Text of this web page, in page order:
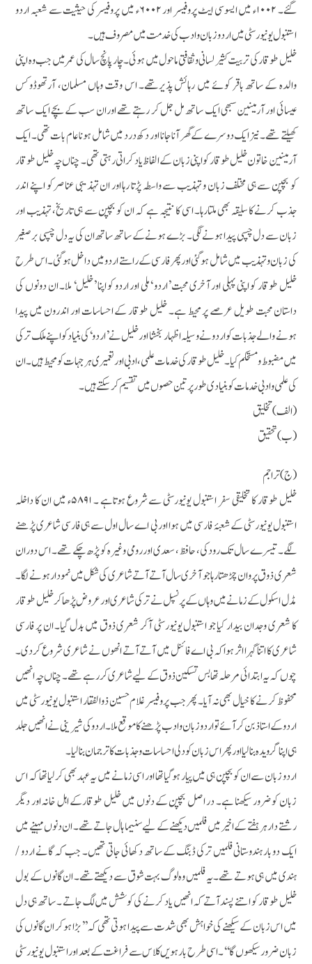
گئے۔ ۱۰۰۲ء میں ایسوسی ایٹ پروفیسر اور ۶۰۰۲ء میں پروفیسر کی حیثیت سے شعبہ اردو
استنبول یونیورسٹی میں اردوزبان وادب کی خدمت میں مصروف ہیں۔
خلیل طوقار کی تربیت کثیر لسانی و ثقافتی ماحول میں ہوئی۔ چار پانچ سال کی عمر میں جب وہ اپنی
والدہ کے ساتھ باقر کوئے میں رہائش پذیرتھے۔ اس وقت وہاں مسلمان، آرتھوڈوکس
عیسائی اور آرمینین سبھی ایک ساتھ مل جل کر رہتے تھے اوران سب کے بچے ایک ساتھ
کھیلتے تھے۔ نیز ایک دوسرے کے گھر آنا جانا اور دکھ درد میں شامل ہونا عام بات تھی۔ ایک
آرمینین خاتون خلیل طوقار کو اپنی زبان کے الفاظ یاد کراتی رہتی تھی۔ چناں چہ خلیل طوقار
کو بچپن سے ہی مختلف زبان و تہذیب سے واسطہ پڑتا رہا اور ان تہذیبی عناصر کو اپنے اندر
جذب کرنے کا سلیقہ بھی ملتارہا۔ اسی کا نتیجہ ہے کہ ان کو بچپن سے ہی تاریخ، تہذیب اور
زبان سے دل چسپی پیدا ہونے لگی۔ بڑے ہونے کے ساتھ ساتھ ان کی یہ دل چسپی برصغیر
کی زبان و تہذیب میں شامل ہوگئی اور پھر فارسی کے راستے اردو میں داخل ہوگئی۔ اس طرح
خلیل طوقار کو اپنی پہلی اور آخری محبت ’اردو ‘ملی اور اردو کو اپنا ’خلیل‘ ملا۔ ان دونوں کی
داستان محبت طویل عرصے پر محیط ہے۔ خلیل طوقار کے احساسات اور اندرون میں پیدا
ہونے والے جذبات کو اردو نے وسیلہ اظہار بخشا اور خلیل نے ’اردو‘ کی بنیاد کو اپنے ملک ترکی
میں مضبوط ومستحکم کیا۔ خلیل طوقار کی خدمات علمی، ادبی اور تعمیری ہر جہات کو محیط ہیں۔ ان
کی علمی و ادبی خدمات کو بنیادی طور پر تین حصوں میں تقسیم کرسکتے ہیں۔
(الف) تخلیق
(ب)تحقیق
(ج) تراجم
خلیل طوقار کا تخلیقی سفر استنبول یونیورسٹی سے شروع ہوتاہے ۔ ۵۸۹۱ء میں ان کا داخلہ
استنبول یونیورسٹی کے شعبۂ فارسی میں ہوا اور بی اے سال اول سے ہی فارسی شاعری پڑھنے
لگے۔ تیسرے سال تک رودکی، حافظ، سعدی اور رومی وغیرہ کو پڑھ چکے تھے۔ اس دوران
شعری ذوق پروان چڑھتا رہا جو آخری سال آتے آتے شاعری کی شکل میں نمودار ہونے لگا۔
مڈل اسکول کے زمانے میں وہاں کے پرنسپل نے ترکی شاعری اور عروض پڑھا کر خلیل طوقار
کا شعری وجدان بیدار کیا جو استنبول یونیورسٹی آکر شعری ذوق میں بدل گیا۔ ان پر فارسی
شاعری کا اتنا گہرا اثر ہوا کہ بی اے فائنل میں آتے آتے انھوں نے شاعری شروع کردی۔
چوں کہ یہ ابتدائی مرحلہ تھا بس تسکین ذوق کے لیے شاعری کررہے تھے ۔چناں چہ انھیں
محفوظ کرنے کا خیال بھی نہ آیا۔ پھر جب پروفیسر غلام حسین ذوالفقار استنبول یونیورسٹی میں
اردوکے استاذ بن کر آئے تو اردو زبان و ادب پڑھنے کا موقع ملا۔ اردو کی شیرینی نے انھیں جلد
ہی اپنا گرویدہ بنا لیا اور پھراس زبان کو دلی احساسات و جذبات کا ترجمان بنالیا۔
اردو زبان سے ان کو بچپن ہی میں پیار ہوگیا تھا اور اسی زمانے میں یہ عہدبھی کرلیا تھا کہ اس
زبان کو ضرور سیکھنا ہے۔ در اصل بچپن کے دنوں میں خلیل طوقارکے اہل خانہ اور دیگر
رشتے دار ہر ہفتے کے اخیر میں فلمیں دیکھنے کے لیے سنیما ہال جاتے تھے۔ ان دنوں مہینے میں
ایک دو بار ہندوستانی فلمیں ترکی ڈبنگ کے ساتھ دکھائی جاتی تھیں۔ جب کہ گانے اردو /
ہندی میں ہی ہوتے تھے۔ یہ فلمیں وہ لوگ بہت شوق سے دیکھتے تھے۔ ان گانوں کے بول
خلیل طوقار کو اتنے پسندآتے کہ انھیں یاد کرنے کی کوشش میں لگ جاتے ۔ ساتھ ہی دل
میں اس زبان کے سیکھنے کی خواہش بھی شدت سے پیدا ہوتی تھی کہ ’’بڑا ہو کر ان گانوں کی
زبان ضرور سیکھوں گا‘‘۔ اسی طرح بارہویں کلاس سے فراغت کے بعد اور استنبول یونیورسٹی